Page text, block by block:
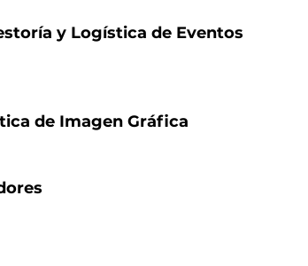
y Logística de Eventos
de Imagen Gráfica